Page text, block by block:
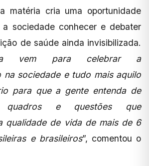
matéria cria uma oportunidade
a sociedade conhecer e debater
de saúde ainda invisibilizada.
vem para celebrar a
na sociedade e tudo mais aquilo
para que a gente entenda de
quadros e questões que
qualidade de vida de mais de 6
e brasileiros”, comentou o